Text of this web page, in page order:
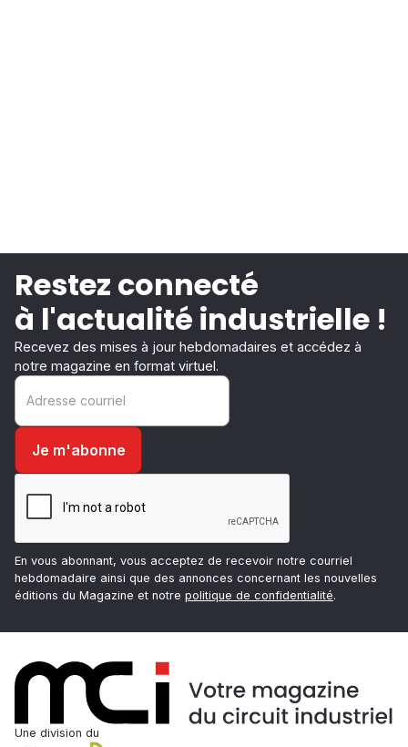
Restez connecté
à l'actualité industrielle !
Recevez des mises à jour hebdomadaires et accédez à
notre magazine en format virtuel.
En vous abonnant, vous acceptez de recevoir notre courriel
hebdomadaire ainsi que des annonces concernant les nouvelles
éditions du Magazine et notre politique de confidentialité.
Une division du